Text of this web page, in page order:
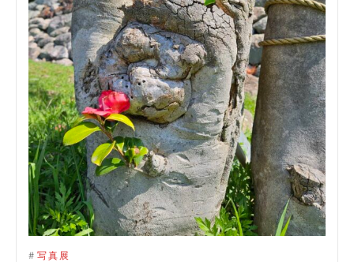
# 写真展